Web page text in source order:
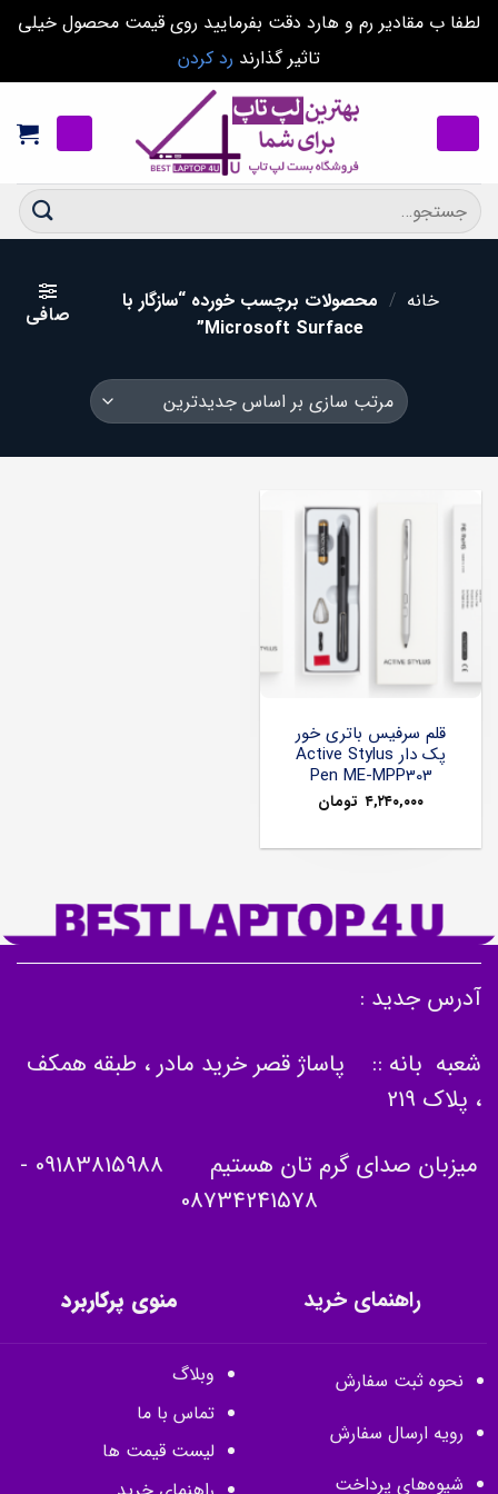
لطفا ب مقادیر رم و هارد دقت بفرمایید روی قیمت محصول خیلی
تاثیر گذارند رد کردن
content
جستجو
برای:
خانه / محصولات برچسب خورده “سازگار با
Microsoft Surface”
صافی
قلم سرفیس باتری خور
پک دار Active Stylus
Pen ME-MPP303
۴,۲۴۰,۰۰۰ تومان
آدرس جدید :
شعبه بانه :: پاساژ قصر خرید مادر ، طبقه همکف
، پلاک 219
میزبان صدای گرم تان هستیم 09183815988
-
08734241578
راهنمای خرید
نحوه ثبت سفارش
رویه ارسال سفارش
شیوه‌های پرداخت
منوی پرکاربرد
وبلاگ
تماس با ما
لیست قیمت ها